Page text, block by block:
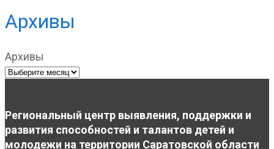
Архивы
Архивы
Региональный центр выявления, поддержки и
развития способностей и талантов детей и
молодежи на территории Саратовской области